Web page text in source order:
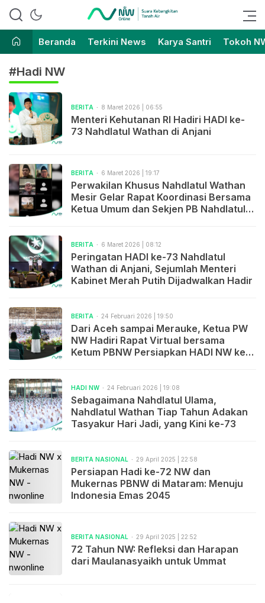
Nahdlatul Wathan Online
Suara Kebangkitan Tanah Air
Beranda
Terkini News Karya Santri Tokoh
#Hadi NW
BERITA 8 Maret 2026 | 06:55
Menteri Kehutanan RI Hadiri HADI ke-
73 Nahdlatul Wathan di Anjani
BERITA 6 Maret 2026 | 19:17
Perwakilan Khusus Nahdlatul Wathan
Mesir Gelar Rapat Koordinasi Bersama
Ketua Umum dan Sekjen PB Nahdlatul
BERITA 6 Maret 2026 | 08:12
Peringatan HADI ke-73 Nahdlatul
Wathan di Anjani, Sejumlah Menteri
Kabinet Merah Putih Dijadwalkan Hadir
BERITA 24 Februari 2026 | 19:50
Dari Aceh sampai Merauke, Ketua PW
NW Hadiri Rapat Virtual bersama
Ketum PBNW Persiapkan HADI NW ke-
HADI NW 24 Februari 2026 | 19:08
Sebagaimana Nahdlatul Ulama,
Nahdlatul Wathan Tiap Tahun Adakan
Tasyakur Hari Jadi, yang Kini ke-73
BERITA NASIONAL 29 April 2025 | 22:58
Persiapan Hadi ke-72 NW dan
Mukernas PBNW di Mataram: Menuju
Indonesia Emas 2045
BERITA NASIONAL 29 April 2025 | 22:52
72 Tahun NW: Refleksi dan Harapan
dari Maulanasyaikh untuk Ummat